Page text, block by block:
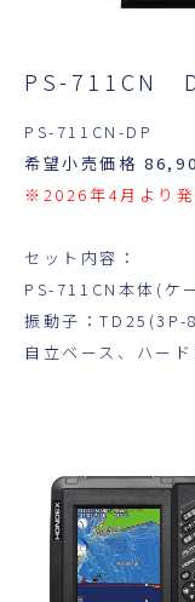
PS-711CN
PS-711CN-DP
希望小売価格
※2026年4月より発
セット内容：
PS-711CN本体(ケ
振動子：
自立ベース、ハー